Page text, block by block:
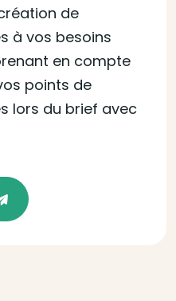
de
à vos besoins
en compte
points de
lors du brief avec